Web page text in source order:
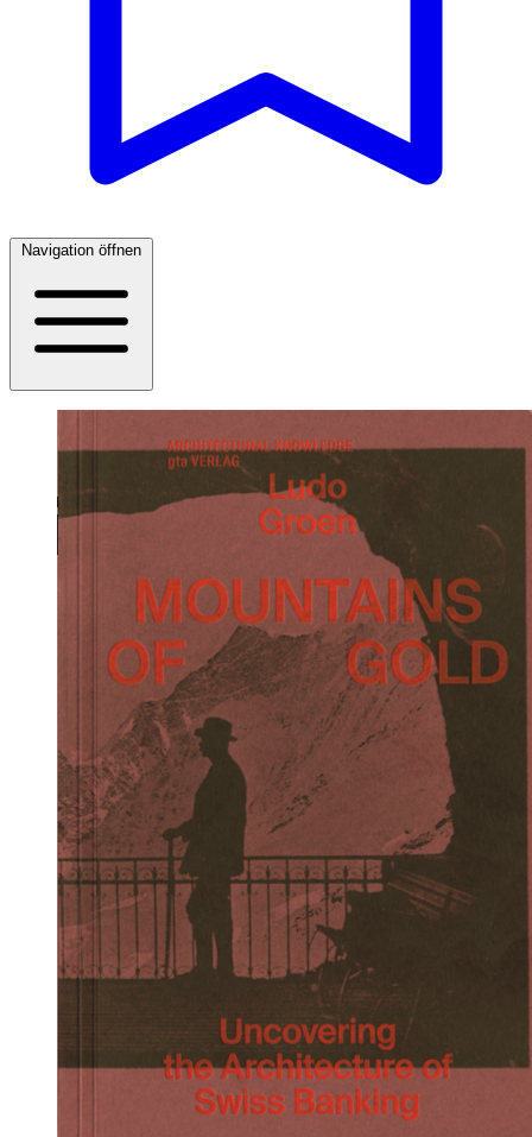
Navigation öffnen